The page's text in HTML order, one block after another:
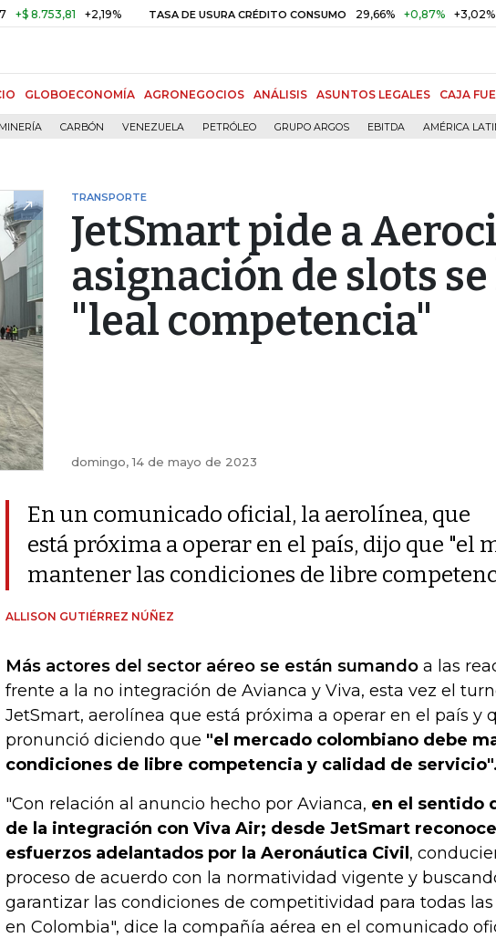
+2,19% TASA DE USURA CRÉDITO CONSUMO 29,66% +0,87% +3,02% DTF
GLOBOECONOMÍA AGRONEGOCIOS ANÁLISIS ASUNTOS LEGALES CAJA
MINERÍA CARBÓN VENEZUELA PETRÓLEO GRUPO ARGOS EBITDA AMÉRICA
TRANSPORTE
JetSmart pide a
asignación de slots
"leal competencia"
domingo, 14 de mayo de 2023
En un comunicado oficial, la aerolínea, que
está próxima a operar en el país, dijo que "el
mantener las condiciones de libre
ALLISON GUTIÉRREZ NÚÑEZ
Más actores del sector aéreo se están sumando a las
frente a la no integración de Avianca y Viva, esta vez el
JetSmart, aerolínea que está próxima a operar en el país y
pronunció diciendo que "el mercado colombiano debe
condiciones de libre competencia y calidad de
"Con relación al anuncio hecho por Avianca, en el sentido
de la integración con Viva Air; desde JetSmart
esfuerzos adelantados por la Aeronáutica Civil ,
proceso de acuerdo con la normatividad vigente y
garantizar las condiciones de competitividad para todas
en Colombia", dice la compañía aérea en el comunicado